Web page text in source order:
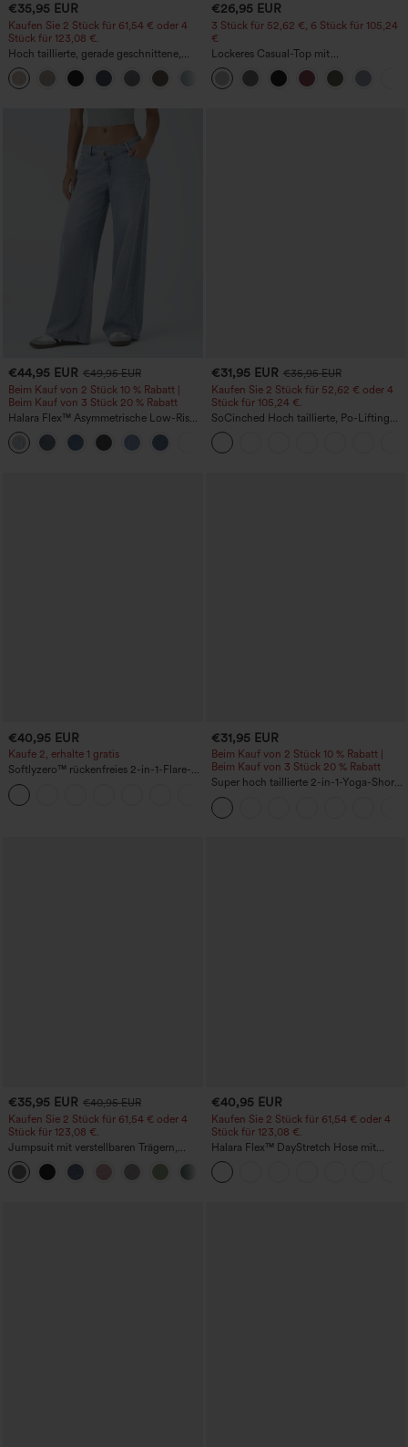
€35,95 EUR
Kaufen Sie 2 Stück für 61,54 € oder 4
Stück für 123,08 €.
Hoch taillierte, gerade geschnittene,
legere Leinen-Optik-Hose mit Taschen
+5
€26,95 EUR
3 Stück für 52,62 €, 6 Stück für 105,24
€
Lockeres Casual-Top mit
Rundhalsausschnitt und
Fledermausärmeln
€44,95 EUR €49,95 EUR
Beim Kauf von 2 Stück 10 % Rabatt |
Beim Kauf von 3 Stück 20 % Rabatt
Halara Flex™ Asymmetrische Low-Rise-
Jeans mit Reißverschlusstaschen,
Baggy-Stil, weitem Bein, gewaschen,
lässig
€31,95 EUR €35,95 EUR
Kaufen Sie 2 Stück für 52,62 € oder 4
Stück für 105,24 €.
SoCinched Hoch taillierte, Po-Lifting
7/8-Trainingsleggings mit
Bauchkontrolle und Seitentaschen
€40,95 EUR
Kaufe 2, erhalte 1 gratis
Softlyzero™ rückenfreies 2-in-1-Flare-
Trainingskleid – Wannabe – Easy Peezy
€31,95 EUR
Beim Kauf von 2 Stück 10 % Rabatt |
Beim Kauf von 3 Stück 20 % Rabatt
Super hoch taillierte 2-in-1-Yoga-Shorts
mit Gesäßtasche und Seitentasche-
längere Länge
€35,95 EUR €40,95 EUR
Kaufen Sie 2 Stück für 61,54 € oder 4
Stück für 123,08 €.
Jumpsuit mit verstellbaren Trägern,
gerafftem Detail, weitem Bein und
meliertem Stoff, lässig, mit Taschen -
Easy Peezy
€40,95 EUR
Kaufen Sie 2 Stück für 61,54 € oder 4
Stück für 123,08 €.
Halara Flex™ DayStretch Hose mit
mittlerer Bundhöhe, seitlicher
Reißverschlusstasche und
Work‑Flare‑Schnitt